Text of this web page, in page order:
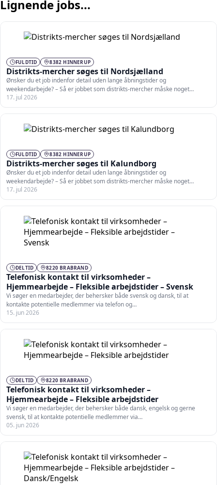
Lignende jobs...
FULDTID 8382 HINNERUP
Distrikts-mercher søges til Nordsjælland
Ønsker du et job indenfor detail uden lange åbningstider og
weekendarbejde? – Så er jobbet som distrikts-mercher måske noget…
17. jul 2026
FULDTID 8382 HINNERUP
Distrikts-mercher søges til Kalundborg
Ønsker du et job indenfor detail uden lange åbningstider og
weekendarbejde? – Så er jobbet som distrikts-mercher måske noget…
17. jul 2026
DELTID 8220 BRABRAND
Telefonisk kontakt til virksomheder –
Hjemmearbejde – Fleksible arbejdstider – Svensk
Vi søger en medarbejder, der behersker både svensk og dansk, til at
kontakte potentielle medlemmer via telefon og…
15. jun 2026
DELTID 8220 BRABRAND
Telefonisk kontakt til virksomheder –
Hjemmearbejde – Fleksible arbejdstider
Vi søger en medarbejder, der behersker både dansk, engelsk og gerne
svensk, til at kontakte potentielle medlemmer via…
05. jun 2026